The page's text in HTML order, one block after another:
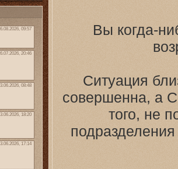
Вы когда-
Ситуация
совершенна, а
того, не